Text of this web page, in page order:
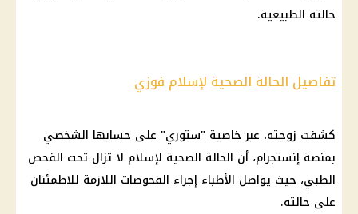
حالته الطبيعية.
تفاصيل الحالة الصحية لإسلام فوزي
كشفت زوجته، عبر خاصية "ستوري" على حسابها الشخصي
بمنصة إنستجرام، أن الحالة الصحية لإسلام لا تزال تحت الفحص
الطبي، حيث يواصل الأطباء إجراء الفحوصات اللازمة للاطمئنان
على حالته.